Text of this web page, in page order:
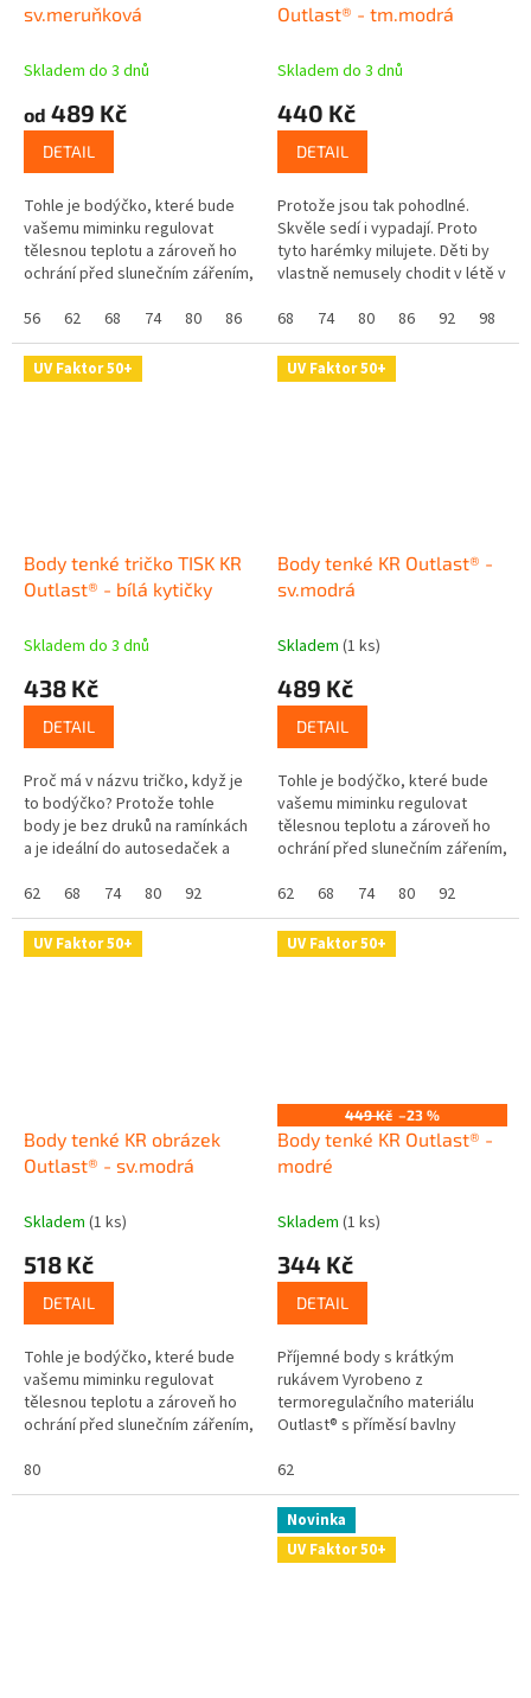
sv.meruňková
Skladem do 3 dnů
od 489 Kč
DETAIL
Tohle je bodýčko, které bude
vašemu miminku regulovat
tělesnou teplotu a zároveň ho
ochrání před slunečním zářením,
UPF 50+. Skvělé že? Navíc se...
56 62 68 74 80 86 92
Outlast® - tm.modrá
Skladem do 3 dnů
440 Kč
DETAIL
Protože jsou tak pohodlné.
Skvěle sedí i vypadají. Proto
tyto harémky milujete. Děti by
vlastně nemusely chodit v létě v
na bříšku, a navíc vám...
68 74 80 86 92 98
UV Faktor 50+
Body tenké tričko TISK KR
Outlast® - bílá kytičky
Skladem do 3 dnů
438 Kč
DETAIL
Proč má v názvu tričko, když je
to bodýčko? Protože tohle
body je bez druků na ramínkách
a je ideální do autosedaček a
co by vaše miminko...
62 68 74 80 92
UV Faktor 50+
Body tenké KR Outlast® -
sv.modrá
Skladem (1 ks)
489 Kč
DETAIL
Tohle je bodýčko, které bude
vašemu miminku regulovat
tělesnou teplotu a zároveň ho
ochrání před slunečním zářením,
UPF 50+. Skvělé že? Navíc se...
62 68 74 80 92
UV Faktor 50+
Body tenké KR obrázek
Outlast® - sv.modrá
Skladem (1 ks)
518 Kč
DETAIL
Tohle je bodýčko, které bude
vašemu miminku regulovat
tělesnou teplotu a zároveň ho
ochrání před slunečním zářením,
UPF 50+. Skvělé že? Navíc se...
80
UV Faktor 50+
449 Kč –23 %
Body tenké KR Outlast® -
modré
Skladem (1 ks)
344 Kč
DETAIL
Příjemné body s krátkým
rukávem Vyrobeno z
termoregulačního materiálu
Outlast® s příměsí bavlny
podmínky Udržuje stálou
teplotu mezi pokožkou a...
62
Novinka
UV Faktor 50+